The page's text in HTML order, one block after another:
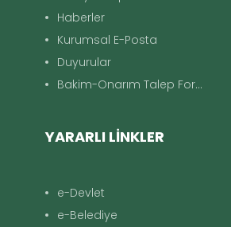
Haberler
Kurumsal E-Posta
Duyurular
Bakim-Onarım Talep Formu
YARARLI LİNKLER
e-Devlet
e-Belediye